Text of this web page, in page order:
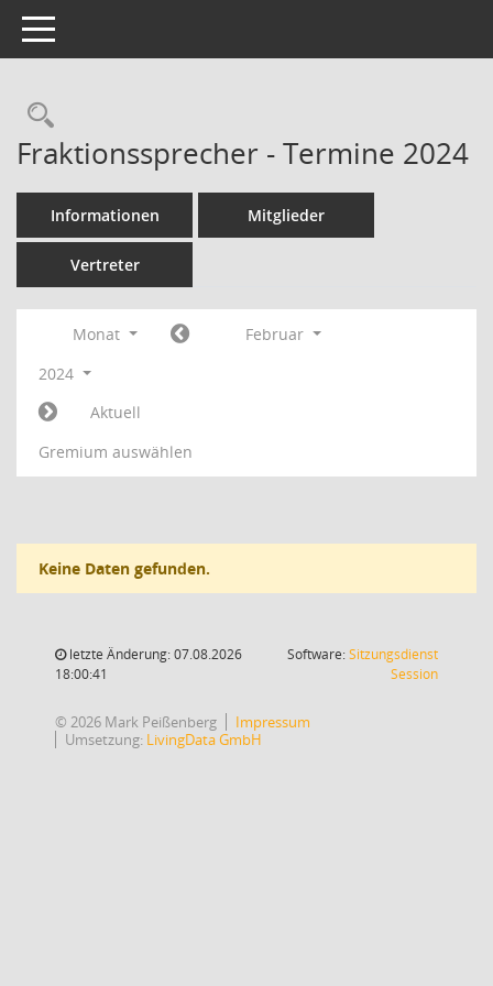
Toggle navigation
Rechercheauswahl
Fraktionssprecher - Termine 2024
Informationen Mitglieder
Vertreter
Monat
Februar
2024
Aktuell
Gremium auswählen
Keine Daten gefunden.
letzte Änderung: 07.08.2026
18:00:41
Software:Sitzungsdienst
Session(Wird in
© 2026 Mark Peißenberg
Impressum
Umsetzung: LivingData GmbH